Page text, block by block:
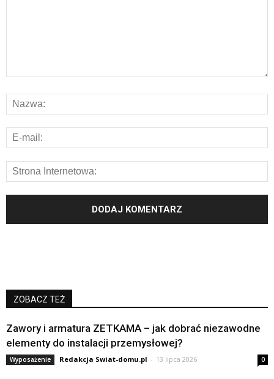
ZOBACZ TEŻ
Zawory i armatura ZETKAMA – jak dobrać niezawodne
elementy do instalacji przemysłowej?
Wyposażenie Redakcja Swiat-domu.pl - 13 lipca 2026 0